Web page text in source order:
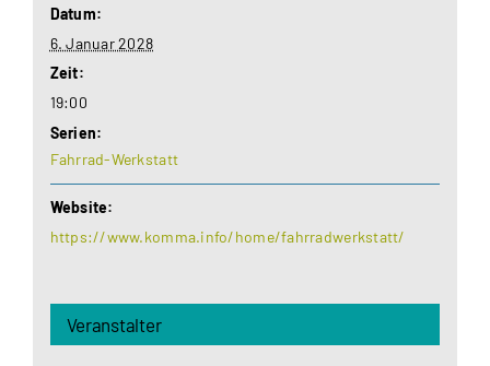
Datum:
6. Januar 2028
Zeit:
19:00
Serien:
Fahrrad-Werkstatt
Website:
https://www.komma.info/home/fahrradwerkstatt/
Veranstalter